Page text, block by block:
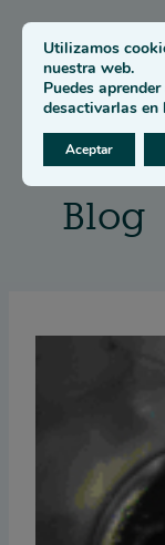
Saltar
contenido
Inicio
Blog
Utilizamos
nuestra web.
Puedes
desactivarlas en
Aceptar